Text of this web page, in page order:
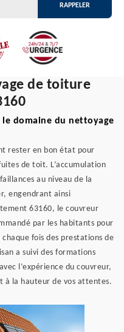
de toiture
domaine du nettoyage
rester en bon état pour
de toit. L’accumulation
au niveau de la
engendrant ainsi
63160, le couvreur
par les habitants pour
fois des prestations de
a suivi des formations
l’expérience du couvreur,
à la hauteur de vos attentes.